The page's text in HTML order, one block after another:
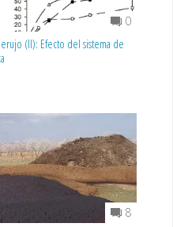
0
(II): Efecto del sistema de
8